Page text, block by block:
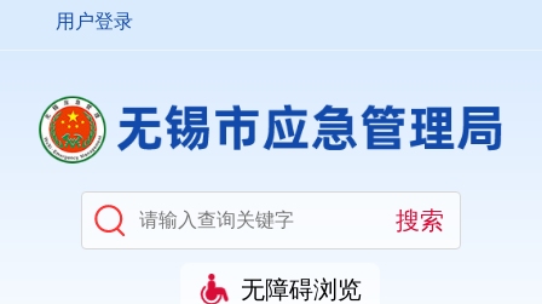
用户登录
无障碍浏览